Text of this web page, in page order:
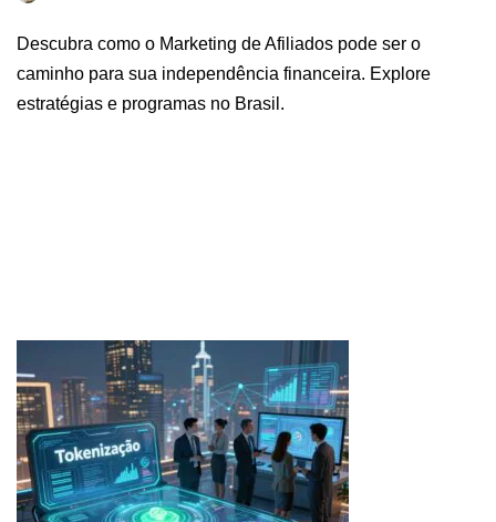
Descubra como o Marketing de Afiliados pode ser o
caminho para sua independência financeira. Explore
estratégias e programas no Brasil.